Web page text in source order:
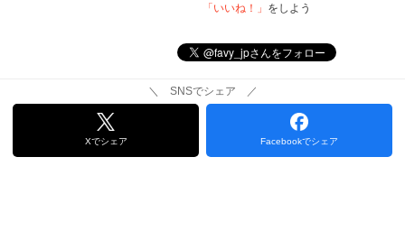
「いいね！」 をしよう
＼ SNSでシェア ／
Xでシェア Facebookでシェア